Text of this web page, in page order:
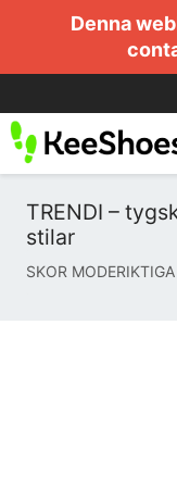
Denna
TRENDI –
stilar
SKOR MODERIKTIGA